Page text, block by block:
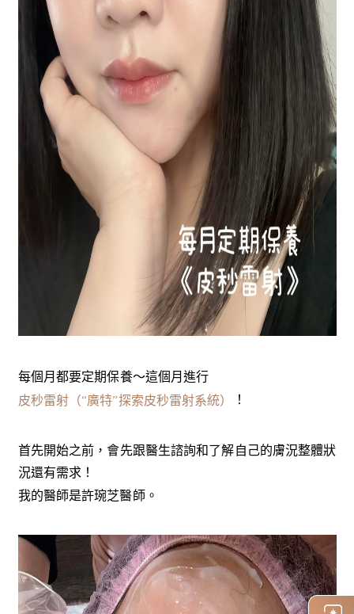
每個月都要定期保養～這個月進行
皮秒雷射（“廣特”探索皮秒雷射系統）
！
首先開始之前，會先跟醫生諮詢和了解自己的膚況整體狀
況還有需求！
我的醫師是許琬芝醫師。